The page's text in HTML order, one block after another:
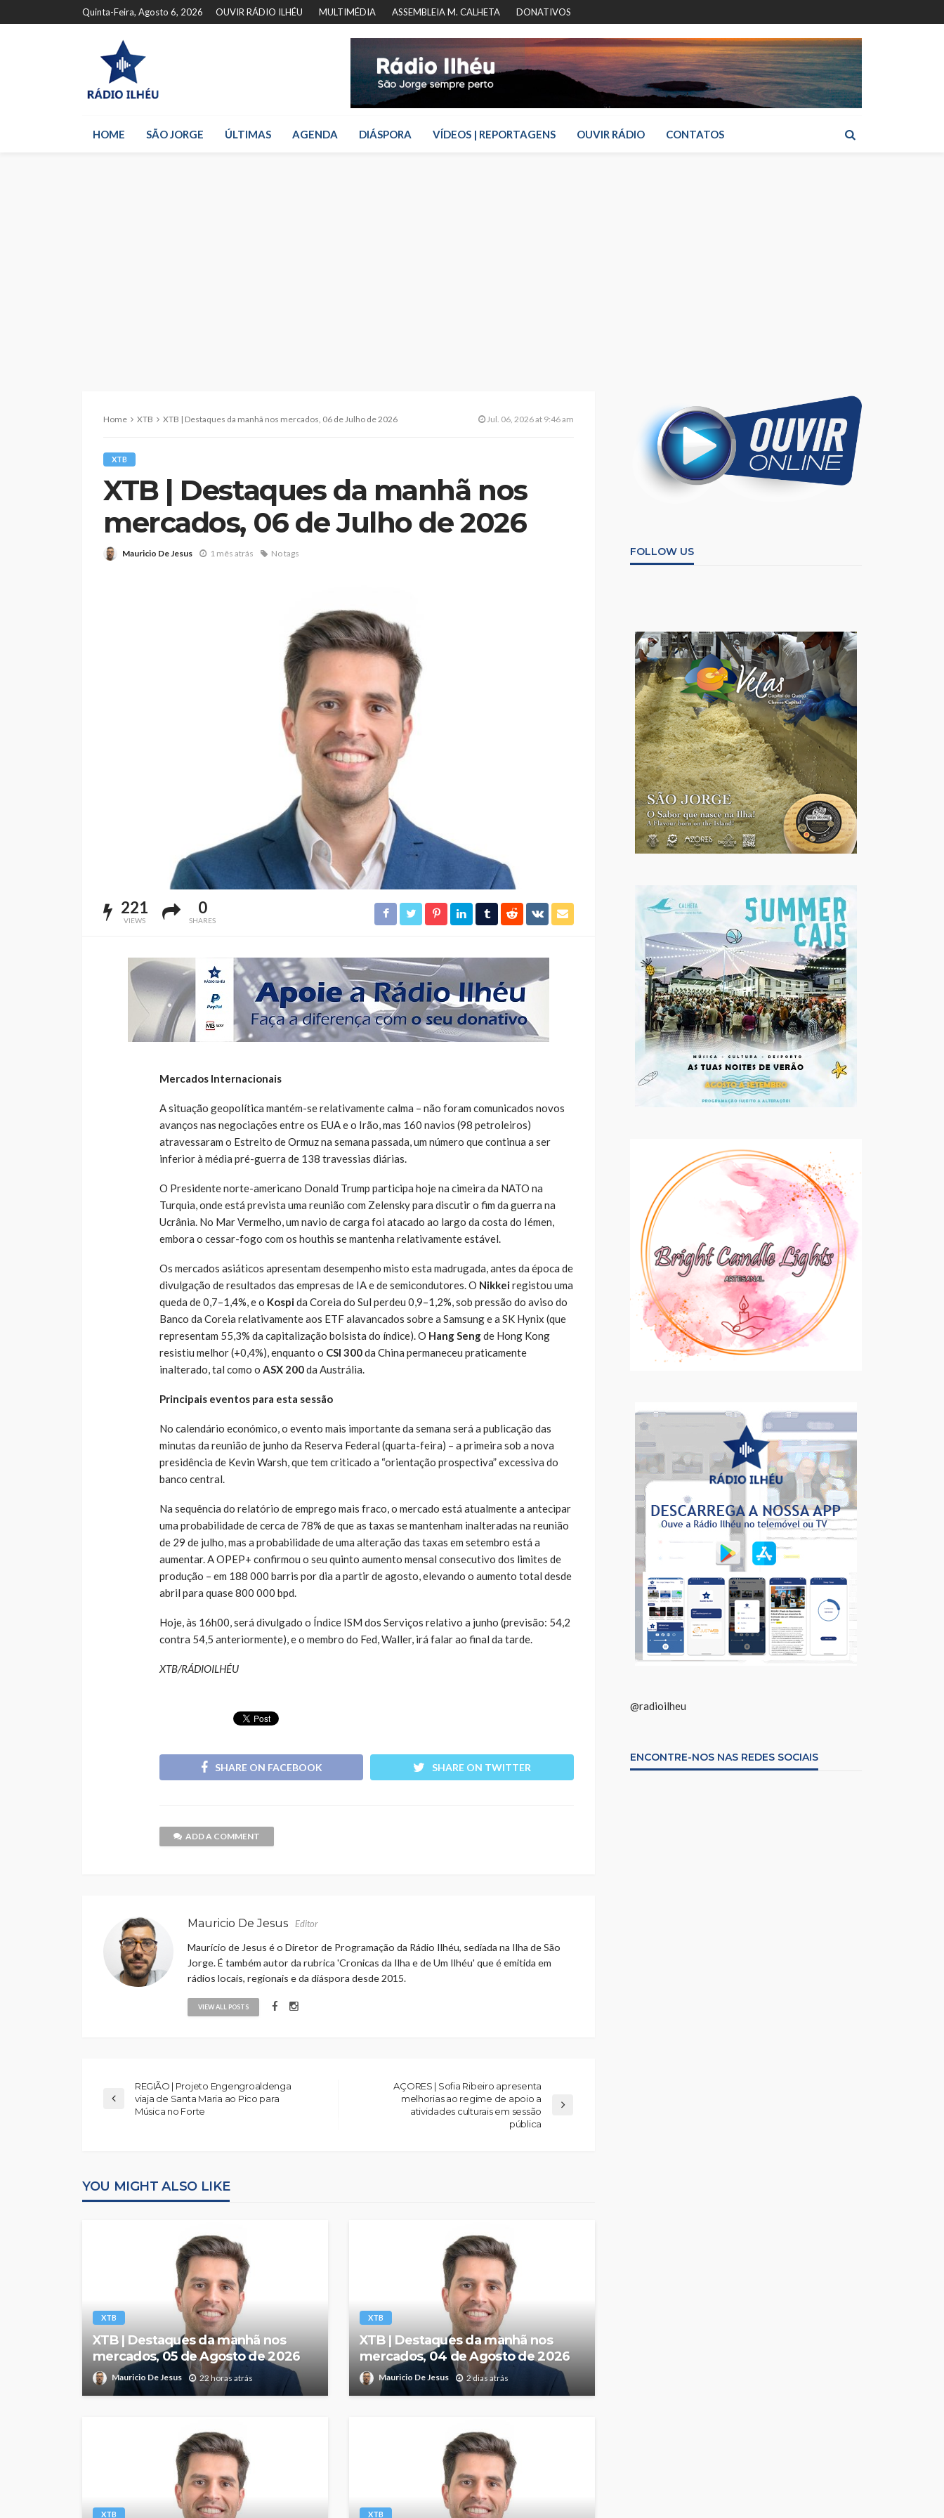
Quinta-Feira, Agosto 6, 2026 OUVIR RÁDIO ILHÉU MULTIMÉDIA ASSEMBLEIA M. CALHETA DONATIVOS
HOME SÃO JORGE ÚLTIMAS AGENDA DIÁSPORA VÍDEOS | REPORTAGENS OUVIR RÁDIO CONTATOS
Home XTB XTB | Destaques da manhã nos mercados, 06 de Julho de 2026 Jul. 06, 2026 at 9:46 am
XTB
XTB | Destaques da manhã nos
mercados, 06 de Julho de 2026
Mauricio De Jesus 1 mês atrás No tags
221
VIEWS
0
SHARES
Mercados Internacionais
A situação geopolítica mantém-se relativamente calma – não foram comunicados novos
avanços nas negociações entre os EUA e o Irão, mas 160 navios (98 petroleiros)
atravessaram o Estreito de Ormuz na semana passada, um número que continua a ser
inferior à média pré-guerra de 138 travessias diárias.
O Presidente norte-americano Donald Trump participa hoje na cimeira da NATO na
Turquia, onde está prevista uma reunião com Zelensky para discutir o fim da guerra na
Ucrânia. No Mar Vermelho, um navio de carga foi atacado ao largo da costa do Iémen,
embora o cessar-fogo com os houthis se mantenha relativamente estável.
Os mercados asiáticos apresentam desempenho misto esta madrugada, antes da época de
divulgação de resultados das empresas de IA e de semicondutores. O Nikkeiregistou uma
queda de 0,7–1,4%, e o Kospida Coreia do Sul perdeu 0,9–1,2%, sob pressão do aviso do
Banco da Coreia relativamente aos ETF alavancados sobre a Samsung e a SK Hynix (que
representam 55,3% da capitalização bolsista do índice). O Hang Sengde Hong Kong
resistiu melhor (+0,4%), enquanto o CSI 300da China permaneceu praticamente
inalterado, tal como o ASX 200da Austrália.
Principais eventos para esta sessão
No calendário económico, o evento mais importante da semana será a publicação das
minutas da reunião de junho da Reserva Federal (quarta-feira) – a primeira sob a nova
presidência de Kevin Warsh, que tem criticado a “orientação prospectiva” excessiva do
banco central.
Na sequência do relatório de emprego mais fraco, o mercado está atualmente a antecipar
uma probabilidade de cerca de 78% de que as taxas se mantenham inalteradas na reunião
de 29 de julho, mas a probabilidade de uma alteração das taxas em setembro está a
aumentar. A OPEP+ confirmou o seu quinto aumento mensal consecutivo dos limites de
produção – em 188 000 barris por dia a partir de agosto, elevando o aumento total desde
abril para quase 800 000 bpd.
Hoje, às 16h00, será divulgado o Índice ISM dos Serviços relativo a junho (previsão: 54,2
contra 54,5 anteriormente), e o membro do Fed, Waller, irá falar ao final da tarde.
XTB/RÁDIOILHÉU
SHARE ON FACEBOOK SHARE ON TWITTER
ADD A COMMENT
Mauricio De Jesus Editor
Maurício de Jesus é o Diretor de Programação da Rádio Ilhéu, sediada na Ilha de São
Jorge. É também autor da rubrica 'Cronicas da Ilha e de Um Ilhéu' que é emitida em
rádios locais, regionais e da diáspora desde 2015.
VIEW ALL POSTS
REGIÃO | Projeto Engengroaldenga
viaja de Santa Maria ao Pico para
Música no Forte
AÇORES | Sofia Ribeiro apresenta
melhorias ao regime de apoio a
atividades culturais em sessão
pública
YOU MIGHT ALSO LIKE
XTB
XTB | Destaques da manhã nos
mercados, 05 de Agosto de 2026
Mauricio De Jesus 22 horas atrás
XTB
XTB | Destaques da manhã nos
mercados, 04 de Agosto de 2026
Mauricio De Jesus 2 dias atrás
XTB XTB
FOLLOW US
@radioilheu
ENCONTRE-NOS NAS REDES SOCIAIS